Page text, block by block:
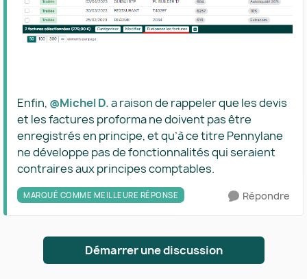
Enfin, @Michel D.a raison de rappeler que les devis
et les factures proforma ne doivent pas être
enregistrés en principe, et qu’à ce titre Pennylane
ne développe pas de fonctionnalités qui seraient
contraires aux principes comptables.
MARQUÉ COMME MEILLEURE RÉPONSE Répondre
Démarrer une discussion